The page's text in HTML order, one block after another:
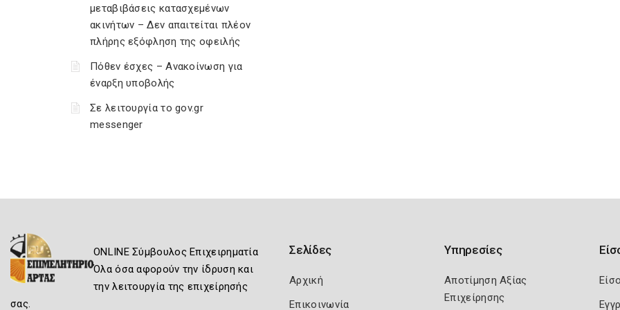
μεταβιβάσεις κατασχεμένων
ακινήτων – Δεν απαιτείται πλέον
πλήρης εξόφληση της οφειλής
Πόθεν έσχες – Ανακοίνωση για
έναρξη υποβολής
Σε λειτουργία το gov.gr
messenger
ONLINE Σύμβουλος Επιχειρηματία
Όλα όσα αφορούν την ίδρυση και
την λειτουργία της επιχείρησής
σας.
Σελίδες
Αρχική
Επικοινωνία
Υπηρεσίες
Αποτίμηση Αξίας
Επιχείρησης